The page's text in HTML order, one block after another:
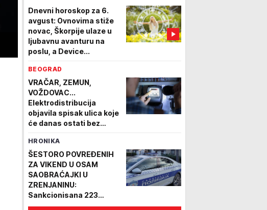
Dnevni horoskop za 6.
avgust: Ovnovima stiže
novac, Škorpije ulaze u
ljubavnu avanturu na
poslu, a Device...
BEOGRAD
VRAČAR, ZEMUN,
VOŽDOVAC...
Elektrodistribucija
objavila spisak ulica koje
će danas ostati bez
isključenja na Rakovici
HRONIKA
ŠESTORO POVREĐENIH
ZA VIKEND U OSAM
SAOBRAĆAJKI U
ZRENJANINU:
Sankcionisana 223
prekršaja, isključeno 36